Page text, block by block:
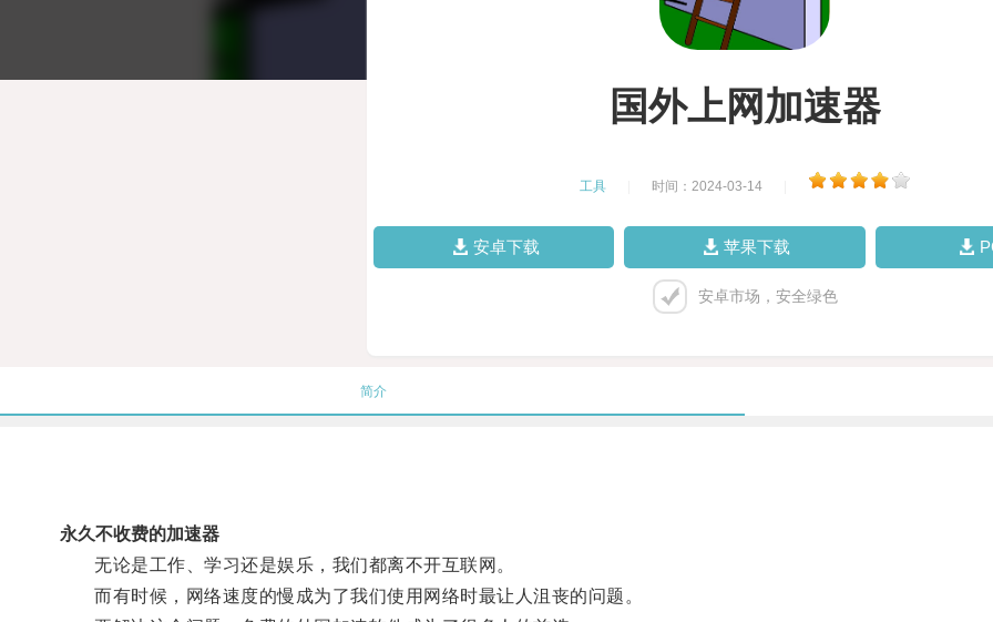
国外上网加速器
工具 时间：2024-03-14
安卓下载 苹果下载
安卓市场，安全绿色
简介
永久不收费的加速器
无论是工作、学习还是娱乐，我们都离不开互联网。
而有时候，网络速度的慢成为了我们使用网络时最让人沮丧的问题。